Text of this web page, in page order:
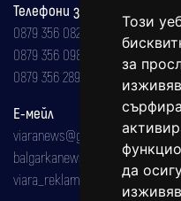
Този
за
да
Телефони за реклама и
0879 356 082
0879 356 098
0879 356 289
Е-мейл
viaranews@gmail.com
balgarkanews@gmail.com
viara_reklama@mail.bg